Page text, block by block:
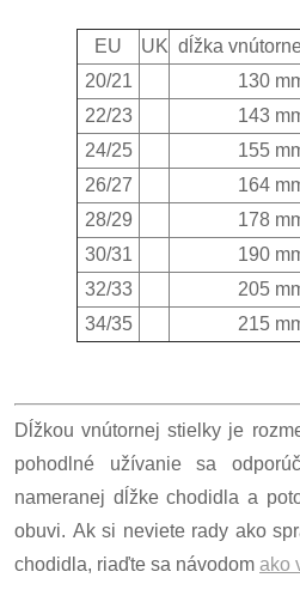
EU UK dĺžka
20/21
130
22/23
143
24/25
155
26/27
164
28/29
178
30/31
190
32/33
205
34/35
215
Dĺžkou vnútornej stielky je
pohodlné užívanie sa
nameranej dĺžke chodidla a
obuvi. Ak si neviete rady ako
chodidla, riaďte sa návodom ako